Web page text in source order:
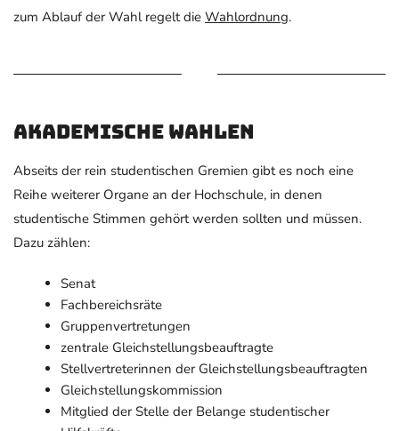
zum Ablauf der Wahl regelt die Wahlordnung.
Akademische Wahlen
Abseits der rein studentischen Gremien gibt es noch eine
Reihe weiterer Organe an der Hochschule, in denen
studentische Stimmen gehört werden sollten und müssen.
Dazu zählen:
Senat
Fachbereichsräte
Gruppenvertretungen
zentrale Gleichstellungsbeauftragte
Stellvertreterinnen der Gleichstellungsbeauftragten
Gleichstellungskommission
Mitglied der Stelle der Belange studentischer